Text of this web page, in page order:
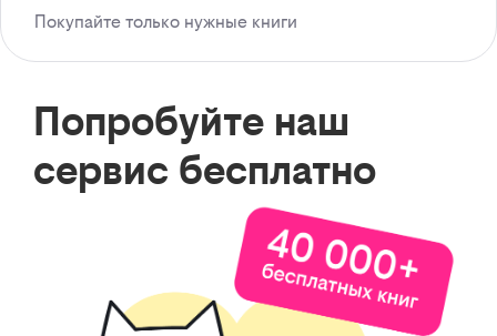
Покупайте только нужные книги
Попробуйте наш
сервис бесплатно